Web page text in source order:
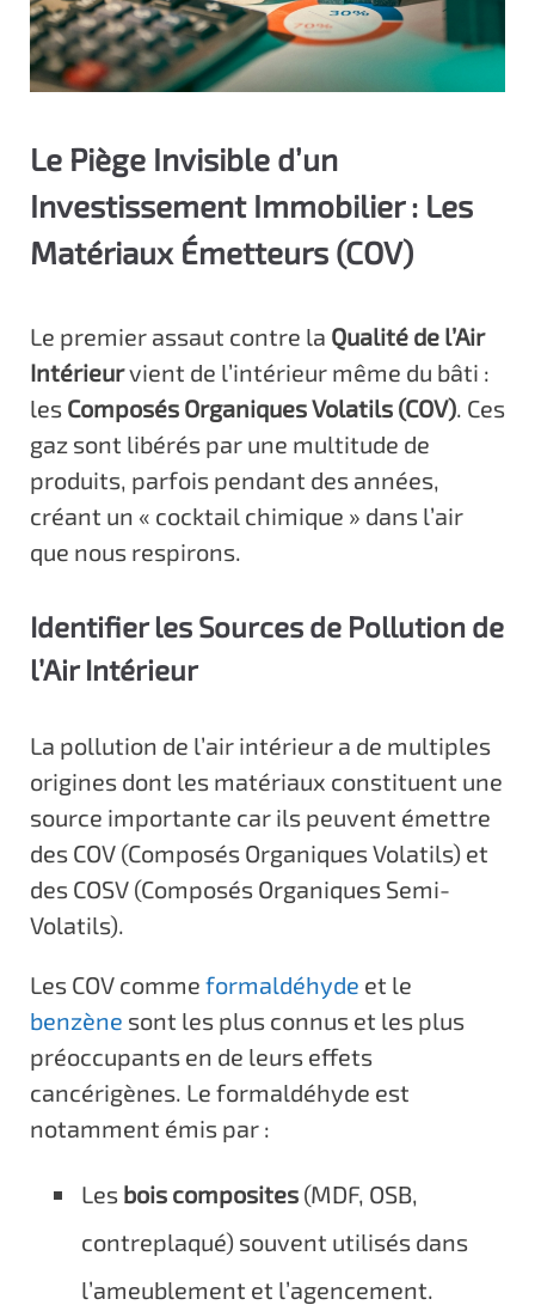
Le Piège Invisible d’un
Investissement Immobilier : Les
Matériaux Émetteurs (COV)
Le premier assaut contre la Qualité de l’Air
Intérieurvient de l’intérieur même du bâti :
les Composés Organiques Volatils (COV). Ces
gaz sont libérés par une multitude de
produits, parfois pendant des années,
créant un « cocktail chimique » dans l’air
que nous respirons.
Identifier les Sources de Pollution de
l’Air Intérieur
La pollution de l’air intérieur a de multiples
origines dont les matériaux constituent une
source importante car ils peuvent émettre
des COV (Composés Organiques Volatils) et
des COSV (Composés Organiques Semi-
Volatils).
Les COV comme formaldéhyde et le
benzène sont les plus connus et les plus
préoccupants en de leurs effets
cancérigènes. Le formaldéhyde est
notamment émis par :
Les bois composites (MDF, OSB,
contreplaqué) souvent utilisés dans
l’ameublement et l’agencement.